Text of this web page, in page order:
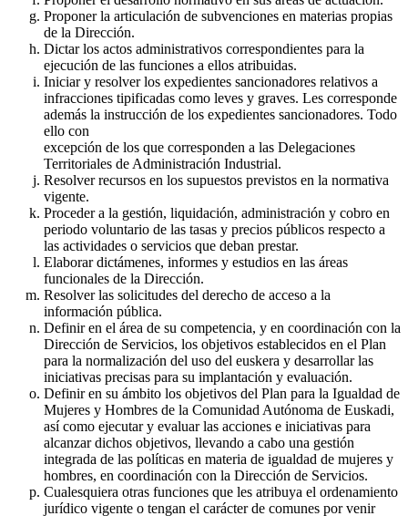
Proponer la articulación de subvenciones en materias propias
de la Dirección.
Dictar los actos administrativos correspondientes para la
ejecución de las funciones a ellos atribuidas.
Iniciar y resolver los expedientes sancionadores relativos a
infracciones tipificadas como leves y graves. Les corresponde
además la instrucción de los expedientes sancionadores. Todo
ello con
excepción de los que corresponden a las Delegaciones
Territoriales de Administración Industrial.
Resolver recursos en los supuestos previstos en la normativa
vigente.
Proceder a la gestión, liquidación, administración y cobro en
periodo voluntario de las tasas y precios públicos respecto a
las actividades o servicios que deban prestar.
Elaborar dictámenes, informes y estudios en las áreas
funcionales de la Dirección.
Resolver las solicitudes del derecho de acceso a la
información pública.
Definir en el área de su competencia, y en coordinación con la
Dirección de Servicios, los objetivos establecidos en el Plan
para la normalización del uso del euskera y desarrollar las
iniciativas precisas para su implantación y evaluación.
Definir en su ámbito los objetivos del Plan para la Igualdad de
Mujeres y Hombres de la Comunidad Autónoma de Euskadi,
así como ejecutar y evaluar las acciones e iniciativas para
alcanzar dichos objetivos, llevando a cabo una gestión
integrada de las políticas en materia de igualdad de mujeres y
hombres, en coordinación con la Dirección de Servicios.
Cualesquiera otras funciones que les atribuya el ordenamiento
jurídico vigente o tengan el carácter de comunes por venir